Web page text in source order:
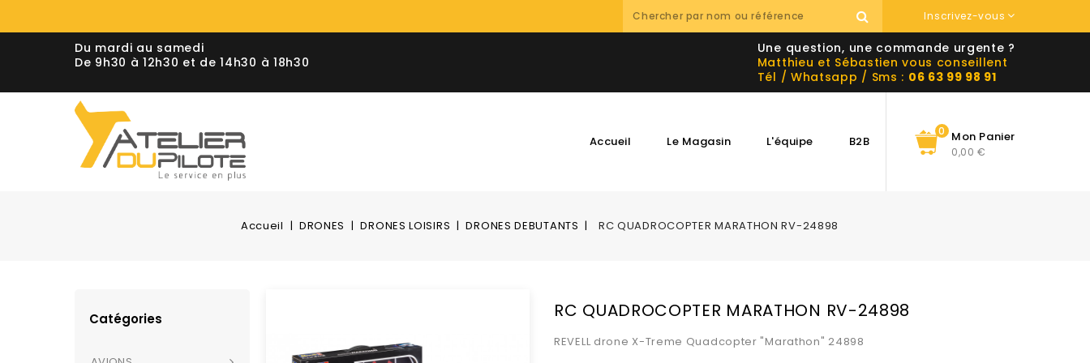
Inscrivez-vous
Du mardi au samedi
De 9h30 à 12h30 et de 14h30 à 18h30
Une question, une commande urgente ?
Matthieu et Sébastien vous conseillent
Tél / Whatsapp / Sms : 06 63 99 98 91
Mon Panier
0
0,00 €
Accueil Le Magasin L'équipe B2B
Accueil DRONES DRONES LOISIRS DRONES DEBUTANTS RC QUADROCOPTER MARATHON RV-24898
Catégories RC QUADROCOPTER MARATHON RV-24898
REVELL drone X-Treme Quadcopter "Marathon" 24898